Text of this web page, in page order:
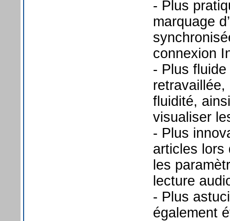
- Plus
marquage
connexion
- Plus
fluidité,
visualiser
- Plus
articles lors
les
lecture
- Plus
également